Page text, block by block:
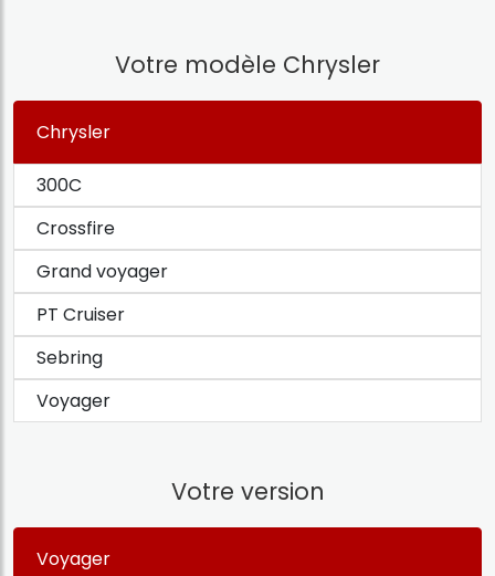
Votre modèle Chrysler
Chrysler
300C
Crossfire
Grand voyager
PT Cruiser
Sebring
Voyager
Votre version
Voyager